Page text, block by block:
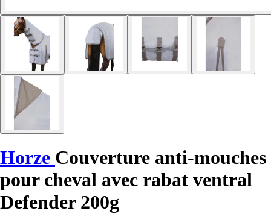
Horze Couverture anti-mouches
pour cheval avec rabat ventral
Defender 200g